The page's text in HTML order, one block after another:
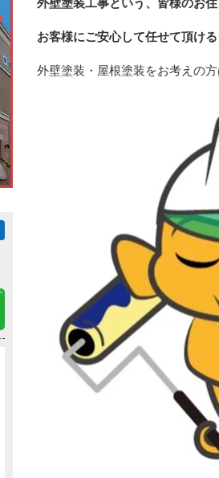
外壁塗装工事という、皆様のお
お客様にご安心して任せて頂け
外壁塗装・屋根塗装をお考えの